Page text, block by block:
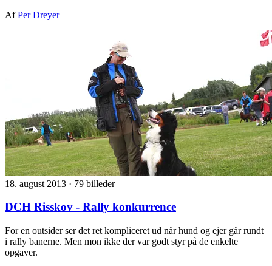
AfPer Dreyer
18. august 2013 · 79 billeder
DCH Risskov - Rally konkurrence
For en outsider ser det ret kompliceret ud når hund og ejer går rundt
i rally banerne. Men mon ikke der var godt styr på de enkelte
opgaver.